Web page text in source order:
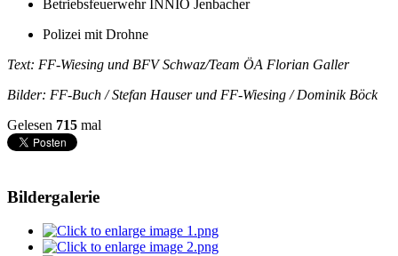
Betriebsfeuerwehr INNIO Jenbacher
Polizei mit Drohne
Text: FF-Wiesing und BFV Schwaz/Team ÖA Florian Galler
Bilder: FF-Buch / Stefan Hauser und FF-Wiesing / Dominik Böck
Gelesen 715 mal
Bildergalerie